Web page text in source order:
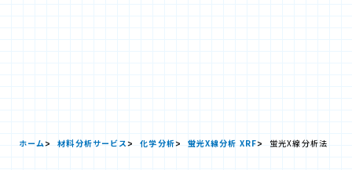
ホーム 材料分析サービス 化学分析 蛍光X線分析 XRF 蛍光X線分析法